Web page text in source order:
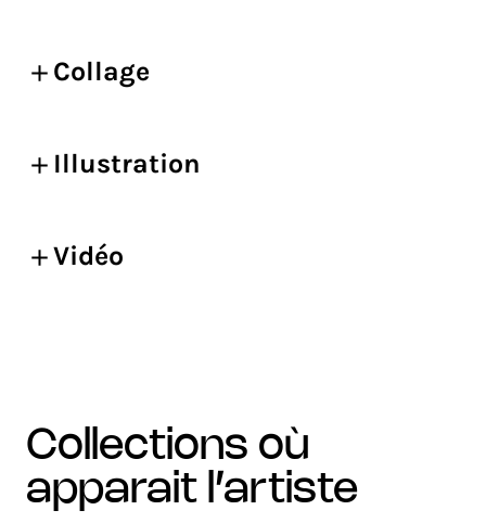
Collage
Illustration
Vidéo
collections où
apparait l’artiste